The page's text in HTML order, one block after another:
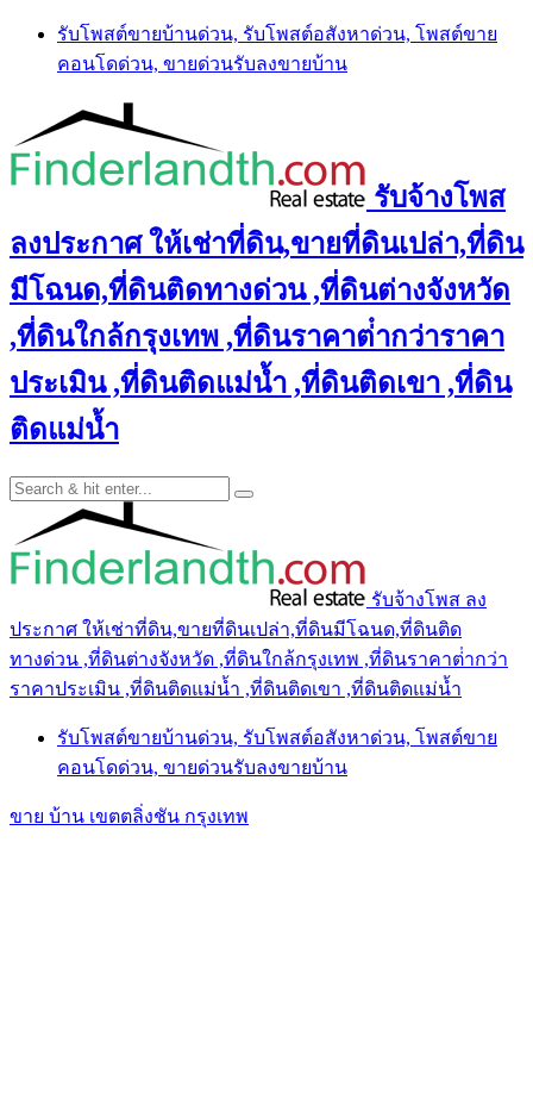
Skip
content
รับโพสต์ขายบ้านด่วน, รับโพสต์อสังหาด่วน, โพสต์ขาย
คอนโดด่วน, ขายด่วนรับลงขายบ้าน
รับจ้างโพส
ลงประกาศ ให้เช่าที่ดิน,ขายที่ดินเปล่า,ที่ดิน
มีโฉนด,ที่ดินติดทางด่วน ,ที่ดินต่างจังหวัด
,ที่ดินใกล้กรุงเทพ ,ที่ดินราคาต่ํากว่าราคา
ประเมิน ,ที่ดินติดแม่น้ำ ,ที่ดินติดเขา ,ที่ดิน
ติดแม่น้ำ
รับจ้างโพส ลง
ประกาศ ให้เช่าที่ดิน,ขายที่ดินเปล่า,ที่ดินมีโฉนด,ที่ดินติด
ทางด่วน ,ที่ดินต่างจังหวัด ,ที่ดินใกล้กรุงเทพ ,ที่ดินราคาต่ํากว่า
ราคาประเมิน ,ที่ดินติดแม่น้ำ ,ที่ดินติดเขา ,ที่ดินติดแม่น้ำ
รับโพสต์ขายบ้านด่วน, รับโพสต์อสังหาด่วน, โพสต์ขาย
คอนโดด่วน, ขายด่วนรับลงขายบ้าน
ขาย บ้าน เขตตลิ่งชัน กรุงเทพ